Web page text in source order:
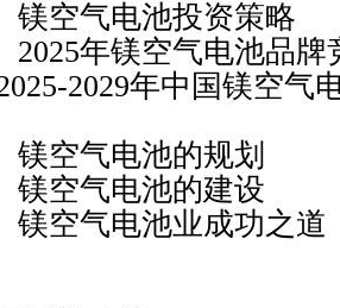
气电池投资策略
镁空气电池品牌
2029年中国镁空气
气电池的规划
气电池的建设
电池业成功之道